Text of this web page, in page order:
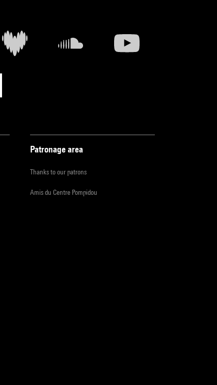
Patronage area
Thanks to our patrons
Amis du Centre Pompidou